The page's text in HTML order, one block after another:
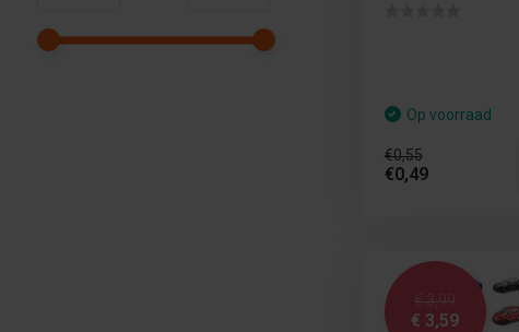
Op voorraad
€0,55
€0,49
€ 3,99
€ 3,59